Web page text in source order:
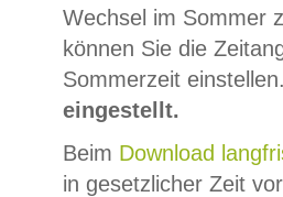
Wechsel im Sommer
können Sie die
Sommerzeit
eingestellt.
Beim Download
in gesetzlicher Zeit